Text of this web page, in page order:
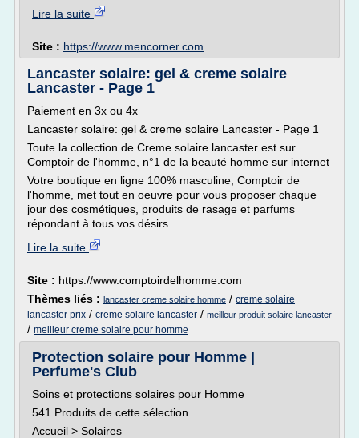
Lire la suite
Site : https://www.mencorner.com
Lancaster solaire: gel & creme solaire
Lancaster - Page 1
Paiement en 3x ou 4x
Lancaster solaire: gel & creme solaire Lancaster - Page 1
Toute la collection de Creme solaire lancaster est sur
Comptoir de l'homme, n°1 de la beauté homme sur internet
Votre boutique en ligne 100% masculine, Comptoir de
l'homme, met tout en oeuvre pour vous proposer chaque
jour des cosmétiques, produits de rasage et parfums
répondant à tous vos désirs....
Lire la suite
Site : https://www.comptoirdelhomme.com
Thèmes liés : lancaster creme solaire homme / creme solaire
lancaster prix / creme solaire lancaster / meilleur produit solaire lancaster
/ meilleur creme solaire pour homme
Protection solaire pour Homme |
Perfume's Club
Soins et protections solaires pour Homme
541 Produits de cette sélection
Accueil > Solaires